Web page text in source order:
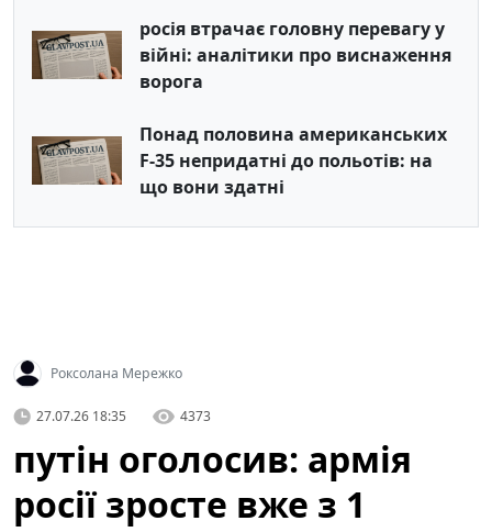
росія втрачає головну перевагу у
війні: аналітики про виснаження
ворога
Понад половина американських
F-35 непридатні до польотів: на
що вони здатні
Роксолана Мережко
27.07.26 18:35 4373
путін оголосив: армія
росії зросте вже з 1